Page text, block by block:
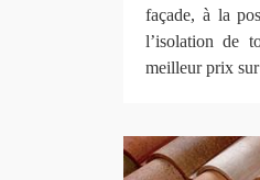
façade, à la
l’isolation de
meilleur prix